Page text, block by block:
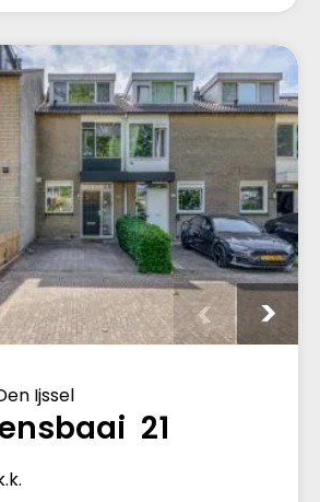
Ijssel
21